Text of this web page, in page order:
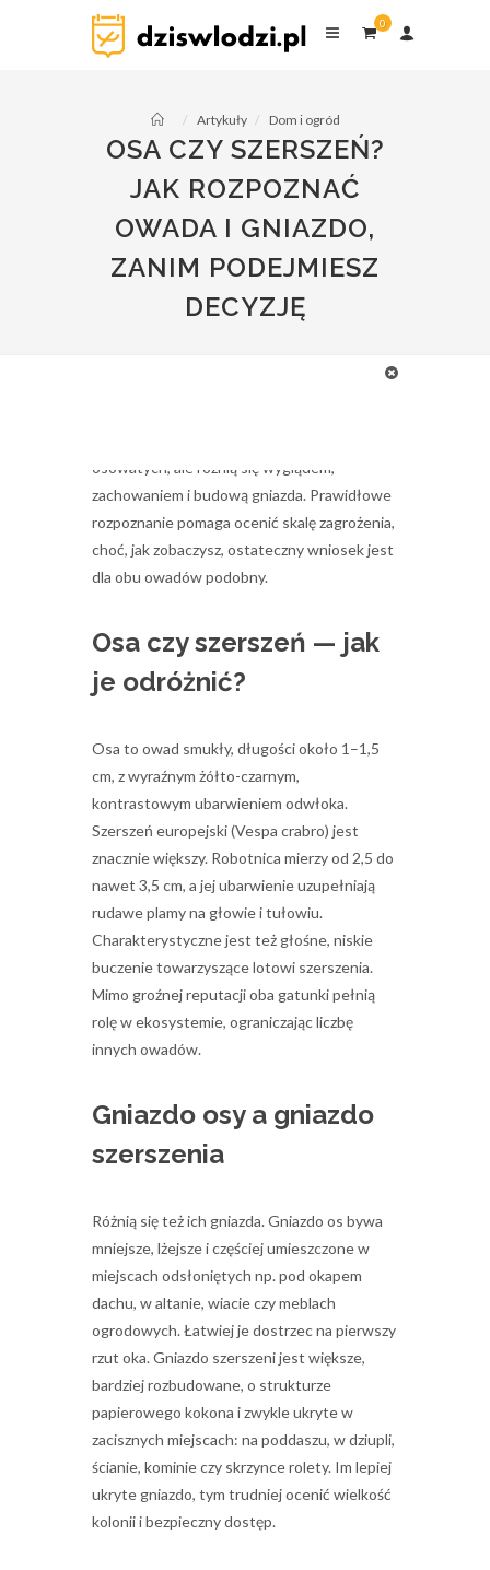
0
Artykuły Dom i ogród
OSA CZY SZERSZEŃ?
JAK ROZPOZNAĆ
OWADA I GNIAZDO,
ZANIM PODEJMIESZ
DECYZJĘ
3 cze 2026
dziswlodzi.pl
osowatych, ale różnią się wyglądem,
zachowaniem i budową gniazda. Prawidłowe
rozpoznanie pomaga ocenić skalę zagrożenia,
choć, jak zobaczysz, ostateczny wniosek jest
dla obu owadów podobny.
Osa czy szerszeń — jak
je odróżnić?
Osa to owad smukły, długości około 1–1,5
cm, z wyraźnym żółto-czarnym,
kontrastowym ubarwieniem odwłoka.
Szerszeń europejski (Vespa crabro) jest
znacznie większy. Robotnica mierzy od 2,5 do
nawet 3,5 cm, a jej ubarwienie uzupełniają
rudawe plamy na głowie i tułowiu.
Charakterystyczne jest też głośne, niskie
buczenie towarzyszące lotowi szerszenia.
Mimo groźnej reputacji oba gatunki pełnią
rolę w ekosystemie, ograniczając liczbę
innych owadów.
Gniazdo osy a gniazdo
szerszenia
Różnią się też ich gniazda. Gniazdo os bywa
mniejsze, lżejsze i częściej umieszczone w
miejscach odsłoniętych np. pod okapem
dachu, w altanie, wiacie czy meblach
ogrodowych. Łatwiej je dostrzec na pierwszy
rzut oka. Gniazdo szerszeni jest większe,
bardziej rozbudowane, o strukturze
papierowego kokona i zwykle ukryte w
zacisznych miejscach: na poddaszu, w dziupli,
ścianie, kominie czy skrzynce rolety. Im lepiej
ukryte gniazdo, tym trudniej ocenić wielkość
kolonii i bezpieczny dostęp.